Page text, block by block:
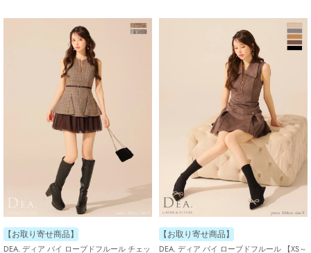
【お取り寄せ商品】
DEA. ディア バイ ローブドフルール チェッ
【お取り寄せ商品】
DEA. ディア バイ ローブドフルール 【XS～